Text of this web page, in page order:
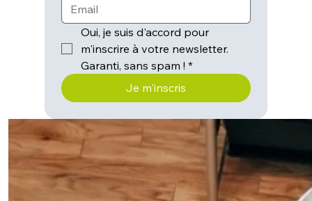
Oui, je suis d'accord pour
m'inscrire à votre newsletter.
Garanti, sans spam ! *
Je m'inscris